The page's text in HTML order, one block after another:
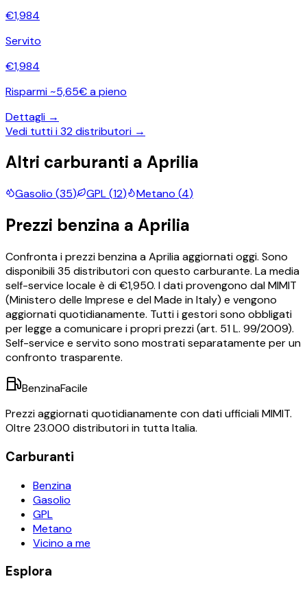
€1,984
Servito
€1,984
Risparmi ~5,65€ a pieno
Dettagli →
Vedi tutti i32distributori →
Altri carburanti a Aprilia
Gasolio (35) GPL(12) Metano (4)
Prezzi benzina a Aprilia
Confronta i prezzibenzinaaApriliaaggiornati oggi. Sono
disponibili35 distributori con questo carburante. La media
self-service locale è di €1,950. I dati provengono dal MIMIT
(Ministero delle Imprese e del Made in Italy) e vengono
aggiornati quotidianamente. Tutti i gestori sono obbligati
per legge a comunicare i propri prezzi (art. 51 L. 99/2009).
Self-service e servito sono mostrati separatamente per un
confronto trasparente.
BenzinaFacile
Prezzi aggiornati quotidianamente con dati ufficiali MIMIT.
Oltre 23.000 distributori in tutta Italia.
Carburanti
Benzina
Gasolio
GPL
Metano
Vicino a me
Esplora